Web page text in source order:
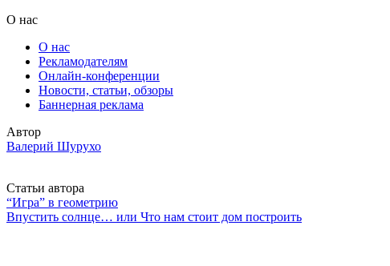
О нас
О нас
Рекламодателям
Онлайн-конференции
Новости, статьи, обзоры
Баннерная реклама
Автор
Валерий Шурухо
Статьи автора
“Игра” в геометрию
Впустить солнце… или Что нам стоит дом построить